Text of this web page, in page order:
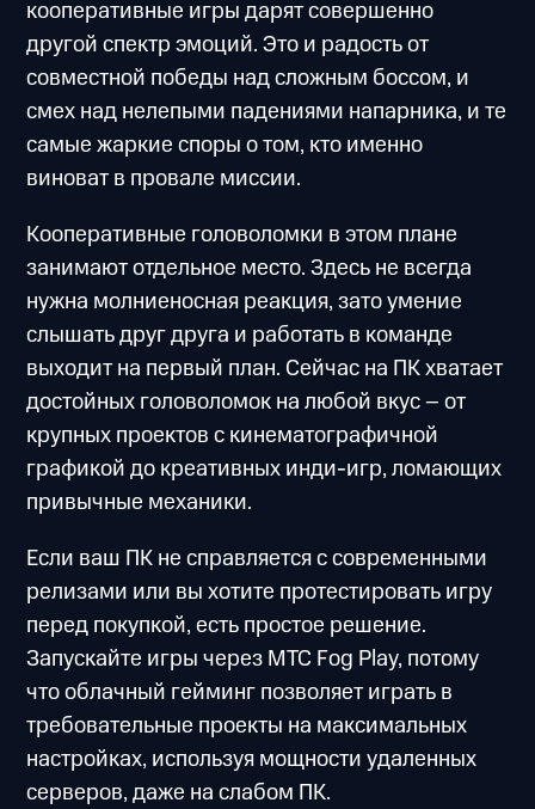
кооперативные игры дарят совершенно
другой спектр эмоций. Это и радость от
совместной победы над сложным боссом, и
смех над нелепыми падениями напарника, и те
самые жаркие споры о том, кто именно
виноват в провале миссии.
Кооперативные головоломки в этом плане
занимают отдельное место. Здесь не всегда
нужна молниеносная реакция, зато умение
слышать друг друга и работать в команде
выходит на первый план. Сейчас на ПК хватает
достойных головоломок на любой вкус – от
крупных проектов с кинематографичной
графикой до креативных инди-игр, ломающих
привычные механики.
Если ваш ПК не справляется с современными
релизами или вы хотите протестировать игру
перед покупкой, есть простое решение.
Запускайте игры через МТС Fog Play, потому
что облачный гейминг позволяет играть в
требовательные проекты на максимальных
настройках, используя мощности удаленных
серверов, даже на слабом ПК.